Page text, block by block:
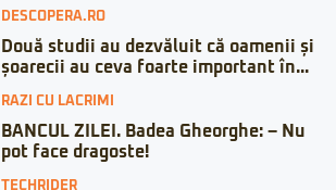
DESCOPERA.RO
Două studii au dezvăluit că oamenii și
șoarecii au ceva foarte important în...
RAZI CU LACRIMI
BANCUL ZILEI. Badea Gheorghe: – Nu
pot face dragoste!
TECHRIDER